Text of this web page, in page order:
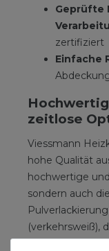
Geprüfte
zertifiziert
Einfache
zeitlose
Viessmann
hohe Qualität
hochwertige
sondern auch
(verkehrsweiß),
Umgebung